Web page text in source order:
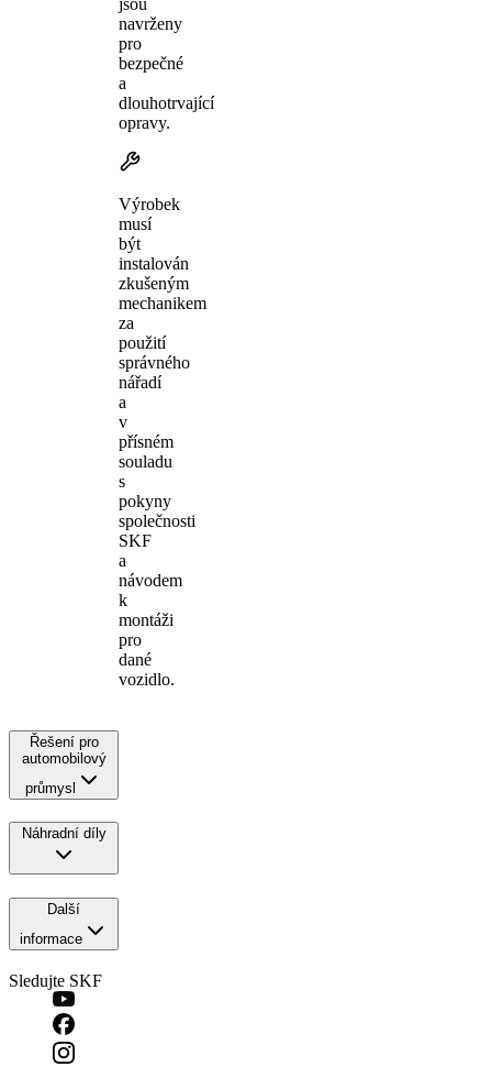
navrženy
pro
bezpečné
a
dlouhotrvající
opravy.
Výrobek
musí
být
instalován
zkušeným
mechanikem
za
použití
správného
nářadí
a
v
přísném
souladu
s
pokyny
společnosti
SKF
a
návodem
k
montáži
pro
dané
vozidlo.
Řešení pro
automobilový
průmysl
Náhradní díly
Další
informace
Sledujte SKF